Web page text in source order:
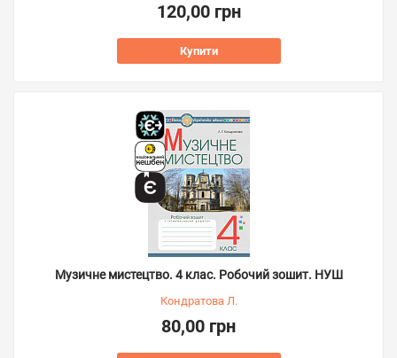
120,00 грн
Купити
Музичне мистецтво. 4 клас. Робочий зошит. НУШ
Кондратова Л.
80,00 грн